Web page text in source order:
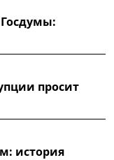
просит
история